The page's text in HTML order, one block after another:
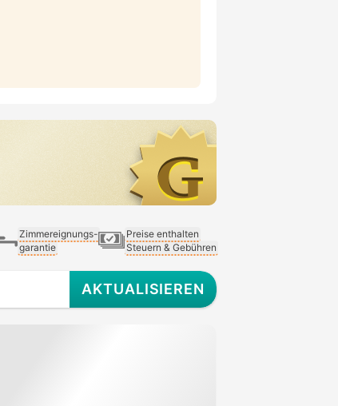
Zimmereignungs-
garantie
Preise enthalten
Steuern & Gebühren
AKTUALISIEREN